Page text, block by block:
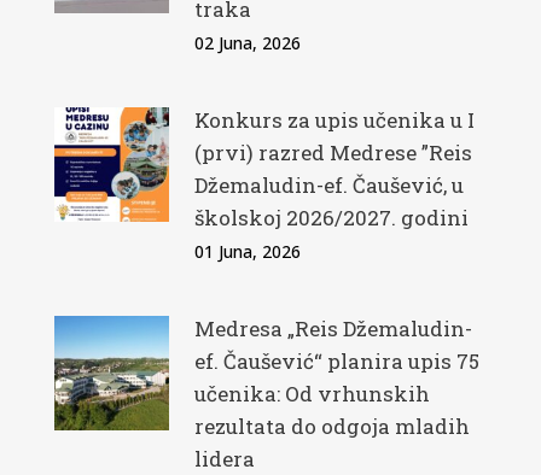
traka
02 Juna, 2026
Konkurs za upis učenika u I
(prvi) razred Medrese ”Reis
Džemaludin-ef. Čaušević, u
školskoj 2026/2027. godini
01 Juna, 2026
Medresa „Reis Džemaludin-
ef. Čaušević“ planira upis 75
učenika: Od vrhunskih
rezultata do odgoja mladih
lidera